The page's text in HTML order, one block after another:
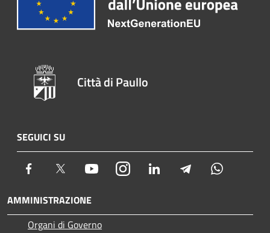
Città di Paullo
SEGUICI SU
Facebook Twitter YoutubeInstagram LinkedIn Telegram
AMMINISTRAZIONE
Organi di Governo